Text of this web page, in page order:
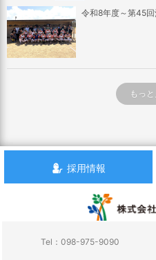
令和8年度～第45
もっ
採用情報
Tel：098-975-9090